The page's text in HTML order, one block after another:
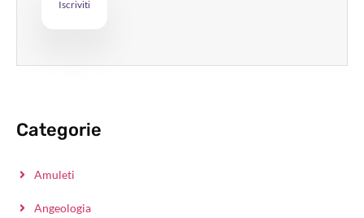
Categorie
Amuleti
Angeologia